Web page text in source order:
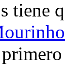
tiene